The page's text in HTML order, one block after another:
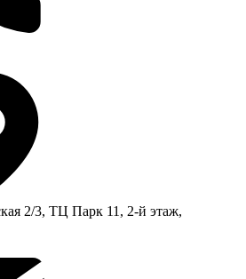
2/3, ТЦ Парк 11, 2-й этаж,